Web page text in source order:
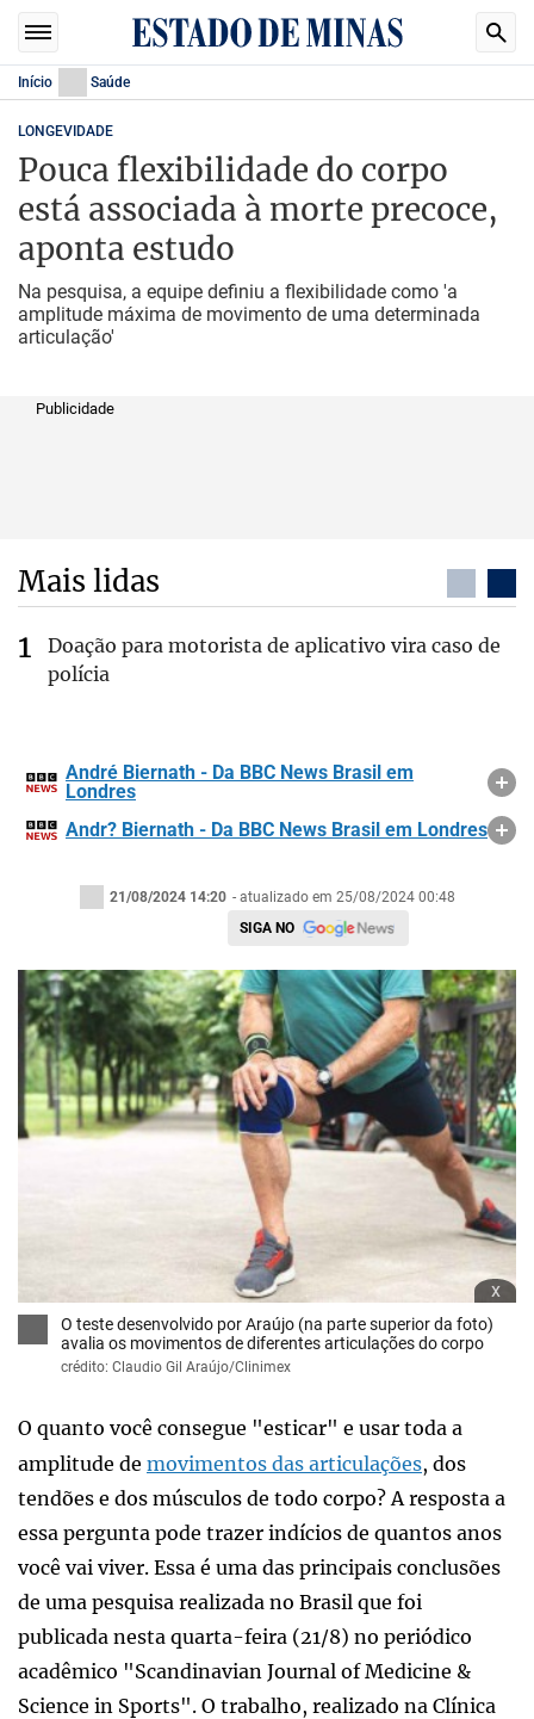
Início Saúde
LONGEVIDADE
Pouca flexibilidade do corpo
está associada à morte precoce,
aponta estudo
Na pesquisa, a equipe definiu a flexibilidade como 'a
amplitude máxima de movimento de uma determinada
articulação'
Publicidade
Mais lidas
Doação para motorista de aplicativo vira caso de
polícia
André Biernath - Da BBC News Brasil em
Londres
Andr? Biernath - Da BBC News Brasil em Londres
21/08/2024 14:20 - atualizado em 25/08/2024 00:48
SIGA NO
x
O teste desenvolvido por Araújo (na parte superior da foto)
avalia os movimentos de diferentes articulações do corpo
crédito: Claudio Gil Araújo/Clinimex
O quanto você consegue "esticar" e usar toda a
amplitude de movimentos das articulações, dos
tendões e dos músculos de todo corpo? A resposta a
essa pergunta pode trazer indícios de quantos anos
você vai viver. Essa é uma das principais conclusões
de uma pesquisa realizada no Brasil que foi
publicada nesta quarta-feira (21/8) no periódico
acadêmico "Scandinavian Journal of Medicine &
Science in Sports". O trabalho, realizado na Clínica